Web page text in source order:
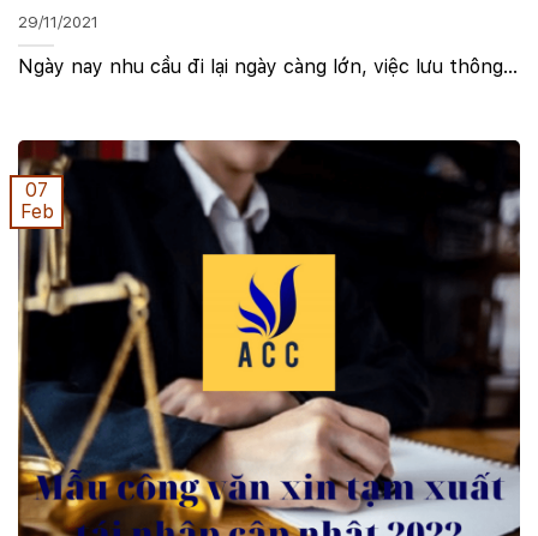
29/11/2021
Ngày nay nhu cầu đi lại ngày càng lớn, việc lưu thông
đại lý máy bay kinh doanh đang phát triển ...
07
Feb